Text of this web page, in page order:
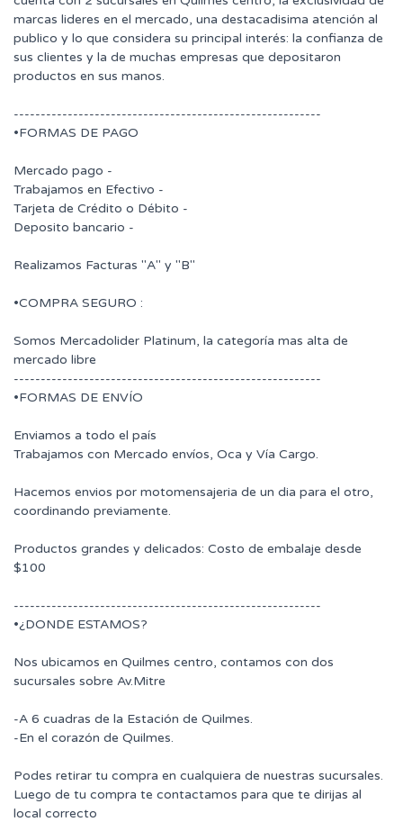
marcas lideres en el mercado, una destacadisima atención al
publico y lo que considera su principal interés: la confianza de
sus clientes y la de muchas empresas que depositaron
productos en sus manos.
---------------------------------------------------------
•FORMAS DE PAGO
Mercado pago -
Trabajamos en Efectivo -
Tarjeta de Crédito o Débito -
Deposito bancario -
Realizamos Facturas "A" y "B"
•COMPRA SEGURO :
Somos Mercadolider Platinum, la categoría mas alta de
mercado libre
---------------------------------------------------------
•FORMAS DE ENVÍO
Enviamos a todo el país
Trabajamos con Mercado envíos, Oca y Vía Cargo.
Hacemos envios por motomensajeria de un dia para el otro,
coordinando previamente.
Productos grandes y delicados: Costo de embalaje desde
$100
---------------------------------------------------------
•¿DONDE ESTAMOS?
Nos ubicamos en Quilmes centro, contamos con dos
sucursales sobre Av.Mitre
-A 6 cuadras de la Estación de Quilmes.
-En el corazón de Quilmes.
Podes retirar tu compra en cualquiera de nuestras sucursales.
Luego de tu compra te contactamos para que te dirijas al
local correcto